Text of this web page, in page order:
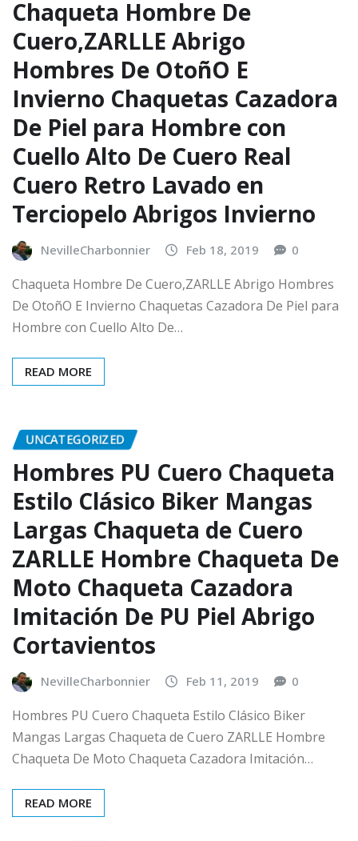
Chaqueta Hombre De
Cuero,ZARLLE Abrigo
Hombres De OtoñO E
Invierno Chaquetas Cazadora
De Piel para Hombre con
Cuello Alto De Cuero Real
Cuero Retro Lavado en
Terciopelo Abrigos Invierno
NevilleCharbonnier Feb 18, 2019 0
Chaqueta Hombre De Cuero,ZARLLE Abrigo Hombres
De OtoñO E Invierno Chaquetas Cazadora De Piel para
Hombre con Cuello Alto De…
READ MORE
UNCATEGORIZED
Hombres PU Cuero Chaqueta
Estilo Clásico Biker Mangas
Largas Chaqueta de Cuero
ZARLLE Hombre Chaqueta De
Moto Chaqueta Cazadora
Imitación De PU Piel Abrigo
Cortavientos
NevilleCharbonnier Feb 11, 2019 0
Hombres PU Cuero Chaqueta Estilo Clásico Biker
Mangas Largas Chaqueta de Cuero ZARLLE Hombre
Chaqueta De Moto Chaqueta Cazadora Imitación…
READ MORE